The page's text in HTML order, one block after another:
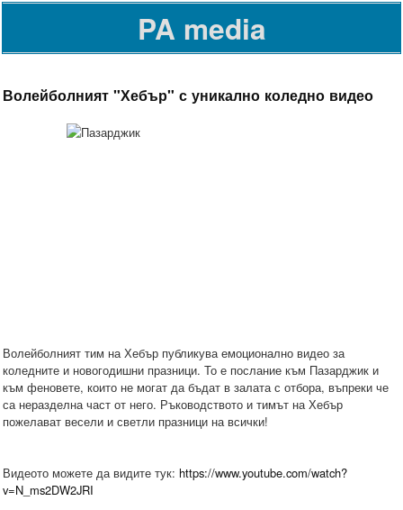
PA media
Волейболният "Хебър" с уникално коледно видео
Волейболният тим на Хебър публикува емоционално видео за
коледните и новогодишни празници. То е послание към Пазарджик и
към феновете, които не могат да бъдат в залата с отбора, въпреки че
са неразделна част от него. Ръководството и тимът на Хебър
пожелават весели и светли празници на всички!
Видеото можете да видите тук: https://www.youtube.com/watch?
v=N_ms2DW2JRI